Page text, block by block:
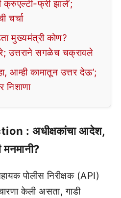
फ्री झाले’;
चर्चा
मुख्यमंत्री कोण?
उत्तराने सगळेच चक्रावले
आम्ही कामातून उत्तर देऊ’;
निशाणा
: अधीक्षकांचा आदेश,
मनमानी?
पोलीस निरीक्षक (API)
केली असता, गाडी